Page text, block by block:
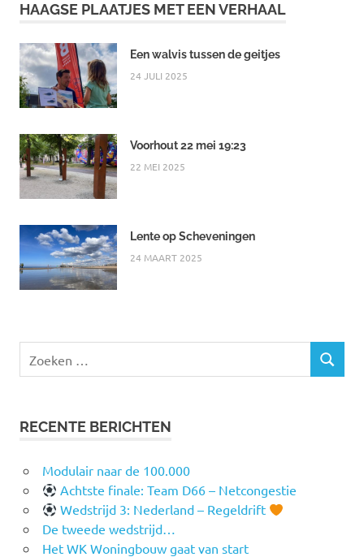
HAAGSE PLAATJES MET EEN VERHAAL
Een walvis tussen de geitjes
24 JULI 2025
Voorhout 22 mei 19:23
22 MEI 2025
Lente op Scheveningen
24 MAART 2025
naar:
ZOEKEN
RECENTE BERICHTEN
Modulair naar de 100.000
Achtste finale: Team D66 – Netcongestie
Wedstrijd 3: Nederland – Regeldrift
De tweede wedstrijd…
Het WK Woningbouw gaat van start